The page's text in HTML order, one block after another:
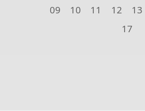
09
10 11 12 13
17